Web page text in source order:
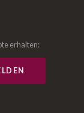
erhalten: